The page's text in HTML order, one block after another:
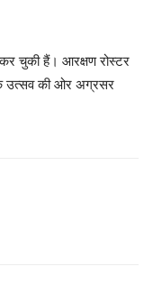
चुकी हैं। आरक्षण रोस्टर
उत्सव की ओर अग्रसर